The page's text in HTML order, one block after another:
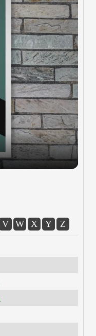
V W X Y Z